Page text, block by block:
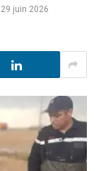
29 juin 2026